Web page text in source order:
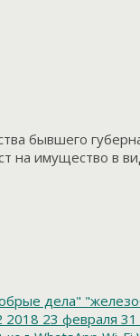
бывшего
имущество в
дела"
2018 23 февраля 31